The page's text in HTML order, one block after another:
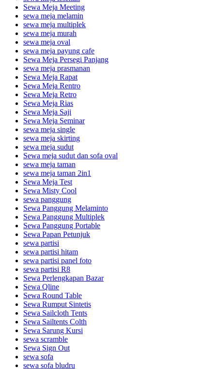
Sewa Meja Meeting
sewa meja melamin
sewa meja multiplek
sewa meja murah
sewa meja oval
sewa meja payung cafe
Sewa Meja Persegi Panjang
sewa meja prasmanan
Sewa Meja Rapat
Sewa Meja Rentro
Sewa Meja Retro
Sewa Meja Rias
Sewa Meja Saji
Sewa Meja Seminar
sewa meja single
sewa meja skirting
sewa meja sudut
Sewa meja sudut dan sofa oval
sewa meja taman
sewa meja taman 2in1
Sewa Meja Test
Sewa Misty Cool
sewa panggung
Sewa Panggung Melaminto
Sewa Panggung Multiplek
Sewa Panggung Portable
Sewa Papan Petunjuk
sewa partisi
sewa partisi hitam
sewa partisi panel foto
sewa partisi R8
Sewa Perlengkapan Bazar
Sewa Qline
Sewa Round Table
Sewa Rumput Sintetis
Sewa Sailcloth Tents
Sewa Sailtents Colth
Sewa Sarung Kursi
sewa scramble
Sewa Sign Out
sewa sofa
sewa sofa bludru